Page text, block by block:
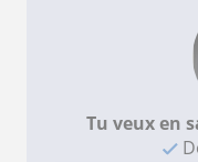
Tu veux en